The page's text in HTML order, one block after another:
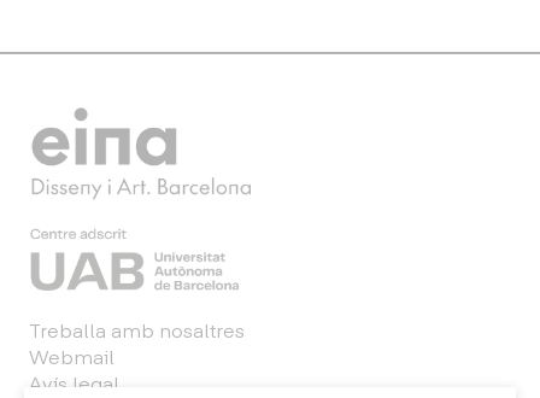
Treballa amb nosaltres
Webmail
Avís legal